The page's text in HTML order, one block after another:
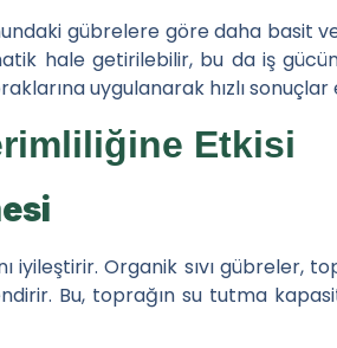
Adım Adım Kılavuz
ve Tahminler
gübrelere göre daha basit
hale getirilebilir, bu da iş
uygulanarak hızlı sonuçlar
Etkisi
iyileştirir. Organik sıvı gübreler,
Bu, toprağın su tutma